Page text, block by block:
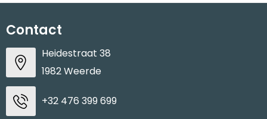
Contact
Heidestraat 38
1982 Weerde
+32 476 399 699